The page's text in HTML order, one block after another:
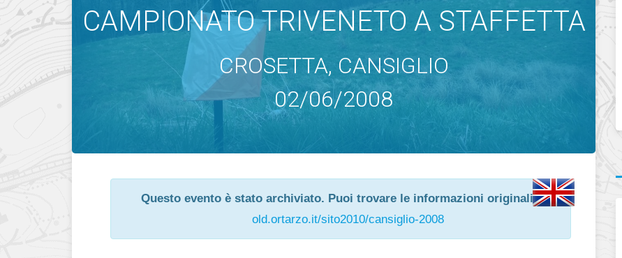
CAMPIONATO TRIVENETO A STAFFETTA
CROSETTA, CANSIGLIO
02/06/2008
Questo evento è stato archiviato. Puoi trovare le informazioni originali su:
old.ortarzo.it/sito2010/cansiglio-2008